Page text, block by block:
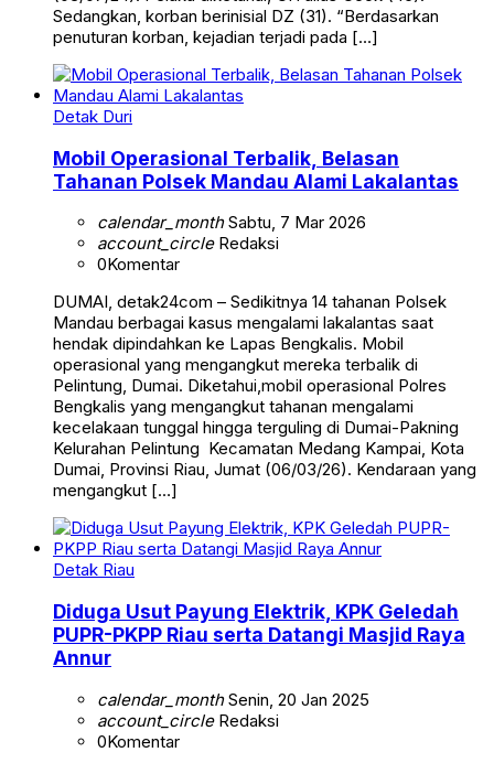
Sedangkan, korban berinisial DZ (31). “Berdasarkan
penuturan korban, kejadian terjadi pada […]
Detak Duri
Mobil Operasional Terbalik, Belasan
Tahanan Polsek Mandau Alami Lakalantas
calendar_monthSabtu, 7 Mar 2026
account_circleRedaksi
0Komentar
DUMAI, detak24com – Sedikitnya 14 tahanan Polsek
Mandau berbagai kasus mengalami lakalantas saat
hendak dipindahkan ke Lapas Bengkalis. Mobil
operasional yang mengangkut mereka terbalik di
Pelintung, Dumai. Diketahui,mobil operasional Polres
Bengkalis yang mengangkut tahanan mengalami
kecelakaan tunggal hingga terguling di Dumai-Pakning
Kelurahan Pelintung Kecamatan Medang Kampai, Kota
Dumai, Provinsi Riau, Jumat (06/03/26). Kendaraan yang
mengangkut […]
Detak Riau
Diduga Usut Payung Elektrik, KPK Geledah
PUPR-PKPP Riau serta Datangi Masjid Raya
Annur
calendar_monthSenin, 20 Jan 2025
account_circleRedaksi
0Komentar